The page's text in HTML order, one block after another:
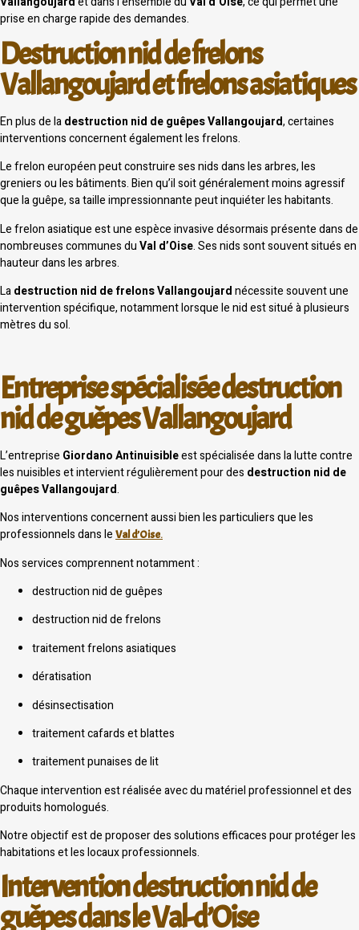
prise en charge rapide des demandes.
Destruction nid de frelons
Vallangoujard et frelons asiatiques
En plus de ladestruction nid de guêpes Vallangoujard, certaines
interventions concernent également les frelons.
Le frelon européen peut construire ses nids dans les arbres, les
greniers ou les bâtiments. Bien qu’il soit généralement moins agressif
que la guêpe, sa taille impressionnante peut inquiéter les habitants.
Le frelon asiatique est une espèce invasive désormais présente dans de
nombreuses communes duVal d’Oise. Ses nids sont souvent situés en
hauteur dans les arbres.
Ladestruction nid de frelons Vallangoujardnécessite souvent une
intervention spécifique, notamment lorsque le nid est situé à plusieurs
mètres du sol.
Entreprise spécialisée destruction
nid de guêpes Vallangoujard
L’entreprise Giordano Antinuisibleest spécialisée dans la lutte contre
les nuisibles et intervient régulièrement pour des destruction nid de
guêpes Vallangoujard.
Nos interventions concernent aussi bien les particuliers que les
professionnels dans le Val d’Oise.
Nos services comprennent notamment :
destruction nid de guêpes
destruction nid de frelons
traitement frelons asiatiques
dératisation
désinsectisation
traitement cafards et blattes
traitement punaises de lit
Chaque intervention est réalisée avec du matériel professionnel et des
produits homologués.
Notre objectif est de proposer des solutions efficaces pour protéger les
habitations et les locaux professionnels.
Intervention destruction nid de
guêpes dans le Val-d’Oise